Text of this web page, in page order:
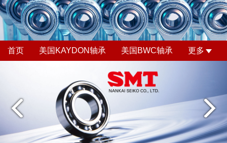
首页 美国KAYDON轴承 美国BWC轴承 更多